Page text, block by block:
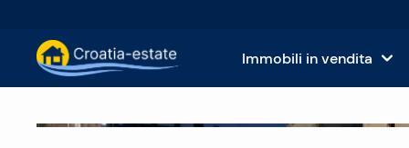
Immobili in vendita
Isole dalmate Immobili in vendita